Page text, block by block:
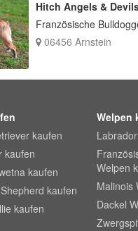
Hitch Angels &
Französische
06456 Arnstein
kaufen
kaufen
kaufen
kaufen
kaufen
Welpen
Welpen
Malinois
Dackel